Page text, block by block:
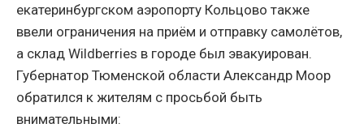
екатеринбургском аэропорту Кольцово также
ввели ограничения на приём и отправку самолётов,
а склад Wildberries в городе был эвакуирован.
Губернатор Тюменской области Александр Моор
обратился к жителям с просьбой быть
внимательными: